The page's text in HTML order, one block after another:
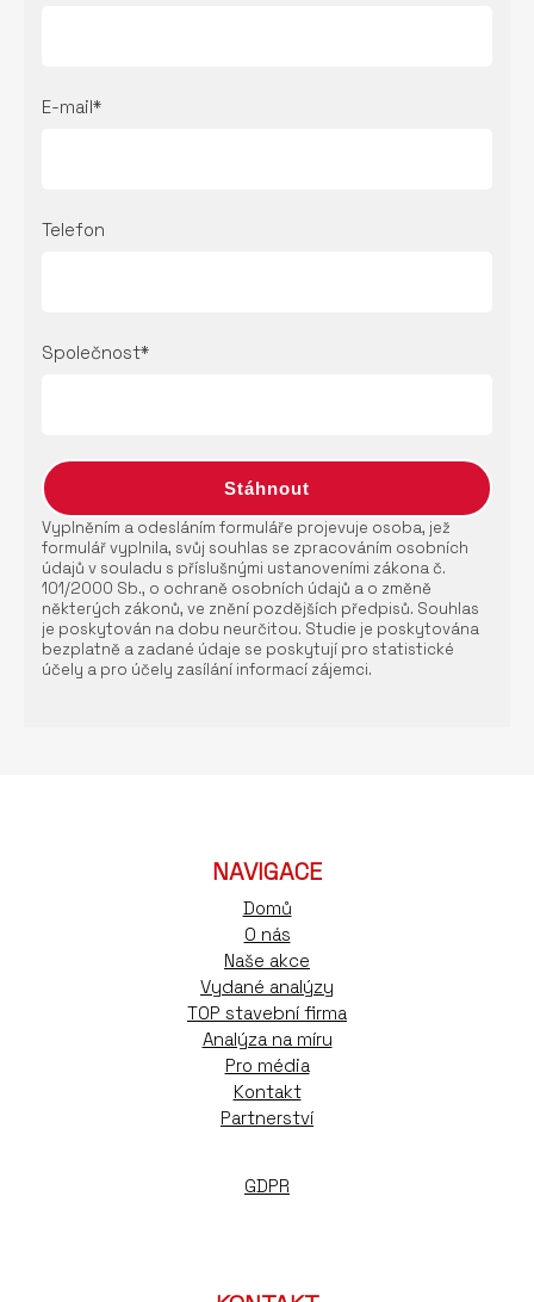
E-mail*
Telefon
Společnost*
Vyplněním a odesláním formuláře projevuje osoba, jež
formulář vyplnila, svůj souhlas se zpracováním osobních
údajů v souladu s příslušnými ustanoveními zákona č.
101/2000 Sb., o ochraně osobních údajů a o změně
některých zákonů, ve znění pozdějších předpisů. Souhlas
je poskytován na dobu neurčitou. Studie je poskytována
bezplatně a zadané údaje se poskytují pro statistické
účely a pro účely zasílání informací zájemci.
NAVIGACE
Domů
O nás
Naše akce
Vydané analýzy
TOP stavební firma
Analýza na míru
Pro média
Kontakt
Partnerství
GDPR